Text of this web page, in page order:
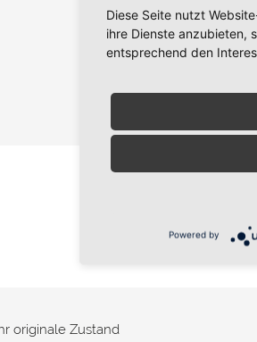
originale Zustand
Diese Seite nutzt
ihre Dienste anzubieten,
entsprechend den
Powered by